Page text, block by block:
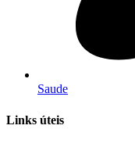
Saude
Links úteis